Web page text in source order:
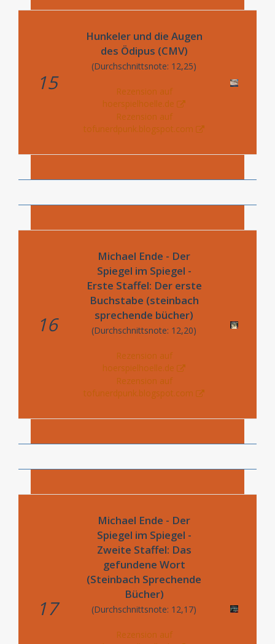
15
Hunkeler und die Augen
des Ödipus (CMV)
(Durchschnittsnote: 12,25)
Rezension auf
hoerspielhoelle.de
Rezension auf
tofunerdpunk.blogspot.com
16
Michael Ende - Der
Spiegel im Spiegel -
Erste Staffel: Der erste
Buchstabe (steinbach
sprechende bücher)
(Durchschnittsnote: 12,20)
Rezension auf
hoerspielhoelle.de
Rezension auf
tofunerdpunk.blogspot.com
17
Michael Ende - Der
Spiegel im Spiegel -
Zweite Staffel: Das
gefundene Wort
(Steinbach Sprechende
Bücher)
(Durchschnittsnote: 12,17)
Rezension auf